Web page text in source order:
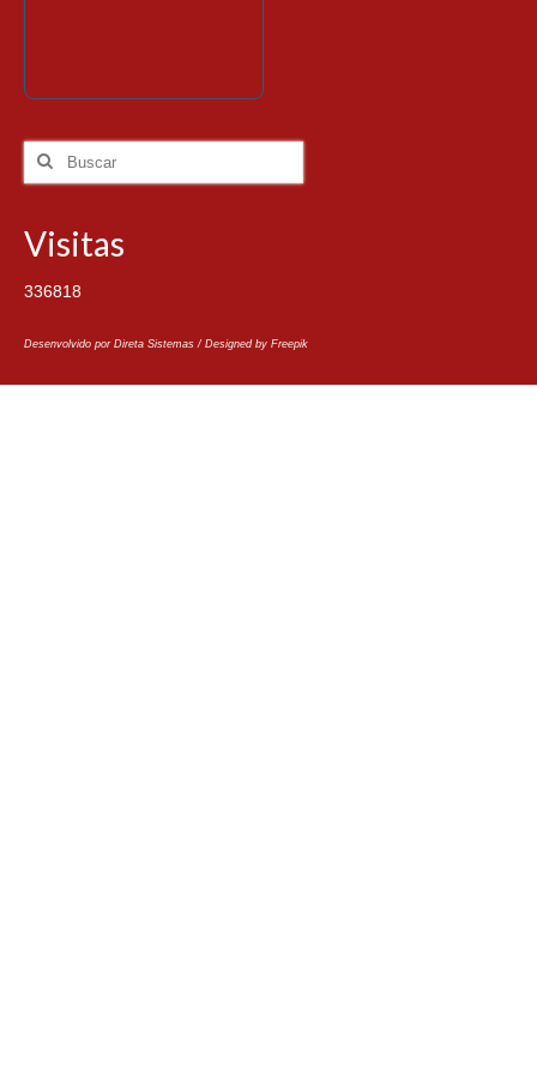
Visitas
336818
Desenvolvido por Direta Sistemas / Designed by Freepik